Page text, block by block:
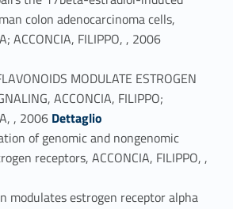
colon adenocarcinoma cells,
ACCONCIA, FILIPPO, , 2006 Link identifier #identifier_person_143907-89
MODULATE ESTROGEN
ACCONCIA, FILIPPO;
, 2006Link identifier #identifier_person_17008-90
Dettaglio
of genomic and nongenomic
receptors, ACCONCIA, FILIPPO, ,
modulates estrogen receptor alpha